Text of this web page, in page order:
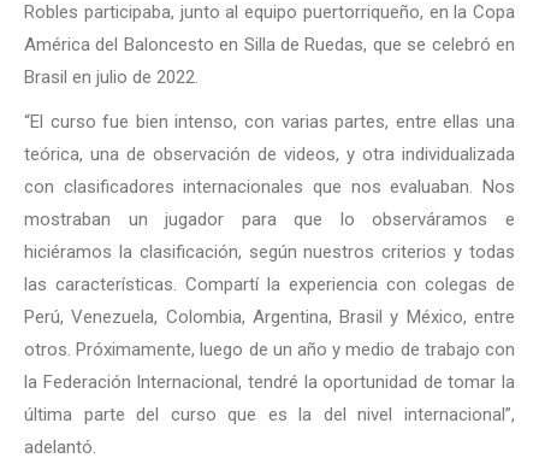
Robles participaba, junto al equipo puertorriqueño, en la Copa
América del Baloncesto en Silla de Ruedas, que se celebró en
Brasil en julio de 2022.
“El curso fue bien intenso, con varias partes, entre ellas una
teórica, una de observación de videos, y otra individualizada
con clasificadores internacionales que nos evaluaban. Nos
mostraban un jugador para que lo observáramos e
hiciéramos la clasificación, según nuestros criterios y todas
las características. Compartí la experiencia con colegas de
Perú, Venezuela, Colombia, Argentina, Brasil y México, entre
otros. Próximamente, luego de un año y medio de trabajo con
la Federación Internacional, tendré la oportunidad de tomar la
última parte del curso que es la del nivel internacional”,
adelantó.